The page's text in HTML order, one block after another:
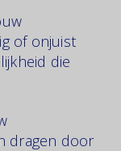
of onjuist
die
dragen door